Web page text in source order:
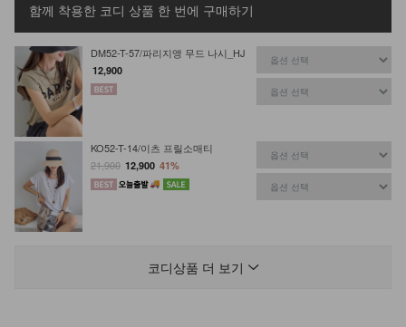
함께 착용한 코디 상품 한 번에 구매하기
DM52-T-57/파리지앵 무드 나시_HJ
12,900
KO52-T-14/이츠 프릴소매티
21,900 12,900 41%
16,900 29%
코디상품 더 보기